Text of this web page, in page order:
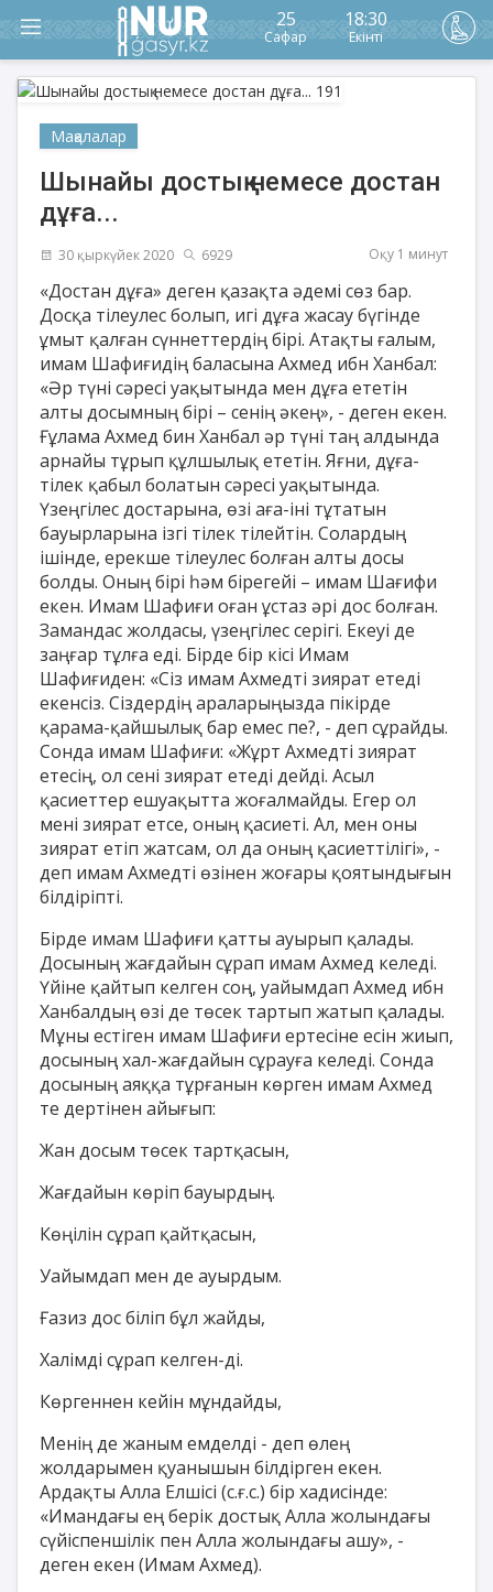
25
Сафар
18:30
Екінті
Мақалалар
Шынайы достық немесе достан
дұға...
30 қыркүйек 2020 6929 Оқу 1 минут
«Достан дұға» деген қазақта әдемі сөз бар.
Досқа тілеулес болып, игі дұға жасау бүгінде
ұмыт қалған сүннеттердің бірі. Атақты ғалым,
имам Шафиғидің баласына Ахмед ибн Ханбал:
«Әр түні сәресі уақытында мен дұға ететін
алты досымның бірі – сенің әкең», - деген екен.
Ғұлама Ахмед бин Ханбал әр түні таң алдында
арнайы тұрып құлшылық ететін. Яғни, дұға-
тілек қабыл болатын сәресі уақытында.
Үзеңгілес достарына, өзі аға-іні тұтатын
бауырларына ізгі тілек тілейтін. Солардың
ішінде, ерекше тілеулес болған алты досы
болды. Оның бірі һәм бірегейі – имам Шағифи
екен. Имам Шафиғи оған ұстаз әрі дос болған.
Замандас жолдасы, үзеңгілес серігі. Екеуі де
заңғар тұлға еді. Бірде бір кісі Имам
Шафиғиден: «Сіз имам Ахмедті зиярат етеді
екенсіз. Сіздердің араларыңызда пікірде
қарама-қайшылық бар емес пе?, - деп сұрайды.
Сонда имам Шафиғи: «Жұрт Ахмедті зиярат
етесің, ол сені зиярат етеді дейді. Асыл
қасиеттер ешуақытта жоғалмайды. Егер ол
мені зиярат етсе, оның қасиеті. Ал, мен оны
зиярат етіп жатсам, ол да оның қасиеттілігі», -
деп имам Ахмедті өзінен жоғары қоятындығын
білдіріпті.
Бірде имам Шафиғи қатты ауырып қалады.
Досының жағдайын сұрап имам Ахмед келеді.
Үйіне қайтып келген соң, уайымдап Ахмед ибн
Ханбалдың өзі де төсек тартып жатып қалады.
Мұны естіген имам Шафиғи ертесіне есін жиып,
досының хал-жағдайын сұрауға келеді. Сонда
досының аяққа тұрғанын көрген имам Ахмед
те дертінен айығып:
Жан досым төсек тартқасын,
Жағдайын көріп бауырдың.
Көңілін сұрап қайтқасын,
Уайымдап мен де ауырдым.
Ғазиз дос біліп бұл жайды,
Халімді сұрап келген-ді.
Көргеннен кейін мұндайды,
Менің де жаным емделді - деп өлең
жолдарымен қуанышын білдірген екен.
Ардақты Алла Елшісі (с.ғ.с.) бір хадисінде:
«Имандағы ең берік достық Алла жолындағы
сүйіспеншілік пен Алла жолындағы ашу», -
деген екен (Имам Ахмед).